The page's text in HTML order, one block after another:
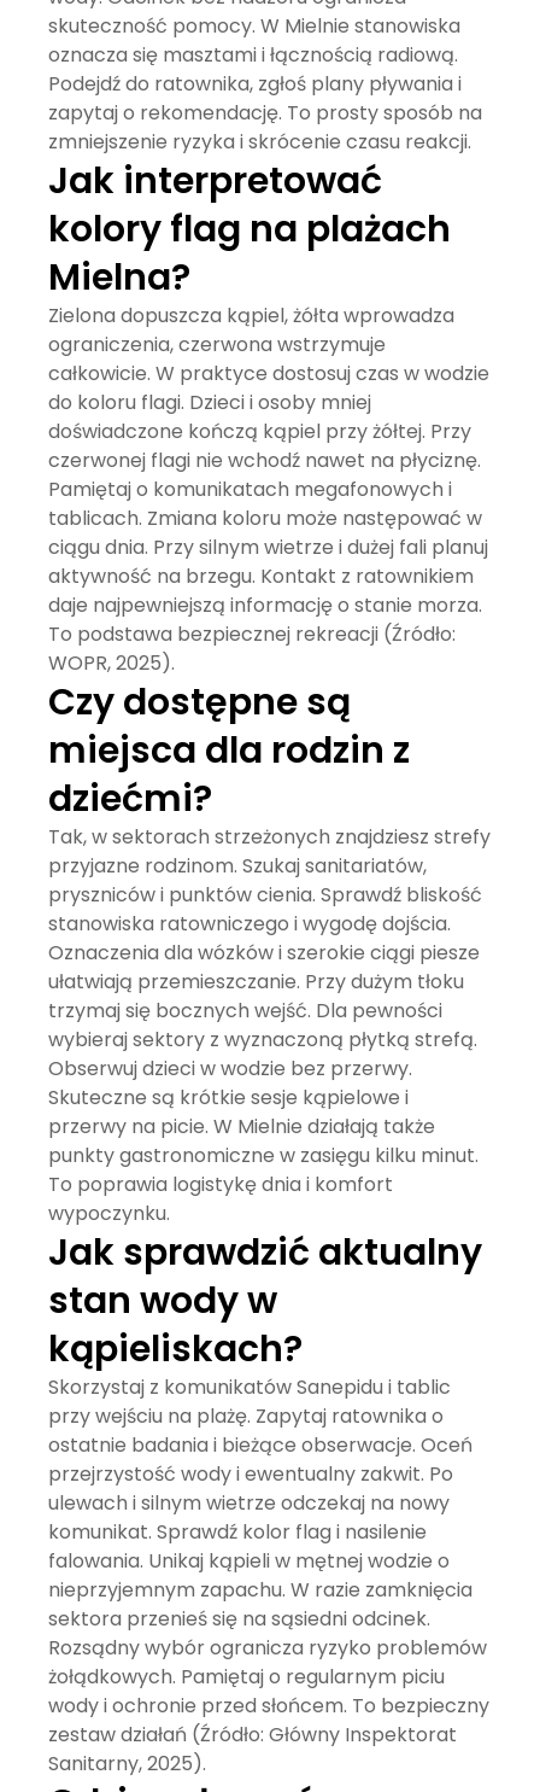
skuteczność pomocy. W Mielnie stanowiska
oznacza się masztami i łącznością radiową.
Podejdź do ratownika, zgłoś plany pływania i
zapytaj o rekomendację. To prosty sposób na
zmniejszenie ryzyka i skrócenie czasu reakcji.
Jak interpretować
kolory flag na plażach
Mielna?
Zielona dopuszcza kąpiel, żółta wprowadza
ograniczenia, czerwona wstrzymuje
całkowicie. W praktyce dostosuj czas w wodzie
do koloru flagi. Dzieci i osoby mniej
doświadczone kończą kąpiel przy żółtej. Przy
czerwonej flagi nie wchodź nawet na płyciznę.
Pamiętaj o komunikatach megafonowych i
tablicach. Zmiana koloru może następować w
ciągu dnia. Przy silnym wietrze i dużej fali planuj
aktywność na brzegu. Kontakt z ratownikiem
daje najpewniejszą informację o stanie morza.
To podstawa bezpiecznej rekreacji (Źródło:
WOPR, 2025).
Czy dostępne są
miejsca dla rodzin z
dziećmi?
Tak, w sektorach strzeżonych znajdziesz strefy
przyjazne rodzinom. Szukaj sanitariatów,
pryszniców i punktów cienia. Sprawdź bliskość
stanowiska ratowniczego i wygodę dojścia.
Oznaczenia dla wózków i szerokie ciągi piesze
ułatwiają przemieszczanie. Przy dużym tłoku
trzymaj się bocznych wejść. Dla pewności
wybieraj sektory z wyznaczoną płytką strefą.
Obserwuj dzieci w wodzie bez przerwy.
Skuteczne są krótkie sesje kąpielowe i
przerwy na picie. W Mielnie działają także
punkty gastronomiczne w zasięgu kilku minut.
To poprawia logistykę dnia i komfort
wypoczynku.
Jak sprawdzić aktualny
stan wody w
kąpieliskach?
Skorzystaj z komunikatów Sanepidu i tablic
przy wejściu na plażę. Zapytaj ratownika o
ostatnie badania i bieżące obserwacje. Oceń
przejrzystość wody i ewentualny zakwit. Po
ulewach i silnym wietrze odczekaj na nowy
komunikat. Sprawdź kolor flag i nasilenie
falowania. Unikaj kąpieli w mętnej wodzie o
nieprzyjemnym zapachu. W razie zamknięcia
sektora przenieś się na sąsiedni odcinek.
Rozsądny wybór ogranicza ryzyko problemów
żołądkowych. Pamiętaj o regularnym piciu
wody i ochronie przed słońcem. To bezpieczny
zestaw działań (Źródło: Główny Inspektorat
Sanitarny, 2025).